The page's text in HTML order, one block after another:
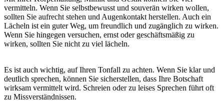
vermitteln. Wenn Sie selbstbewusst und souverän wirken wollen,
sollten Sie aufrecht stehen und Augenkontakt herstellen. Auch ein
Lächeln ist ein guter Weg, um freundlich und zugänglich zu wirken.
Wenn Sie hingegen versuchen, ernst oder geschäftsmäßig zu
wirken, sollten Sie nicht zu viel lächeln.
Es ist auch wichtig, auf Ihren Tonfall zu achten. Wenn Sie klar und
deutlich sprechen, können Sie sicherstellen, dass Ihre Botschaft
wirksam vermittelt wird. Schreien oder zu leises Sprechen führt oft
zu Missverständnissen.